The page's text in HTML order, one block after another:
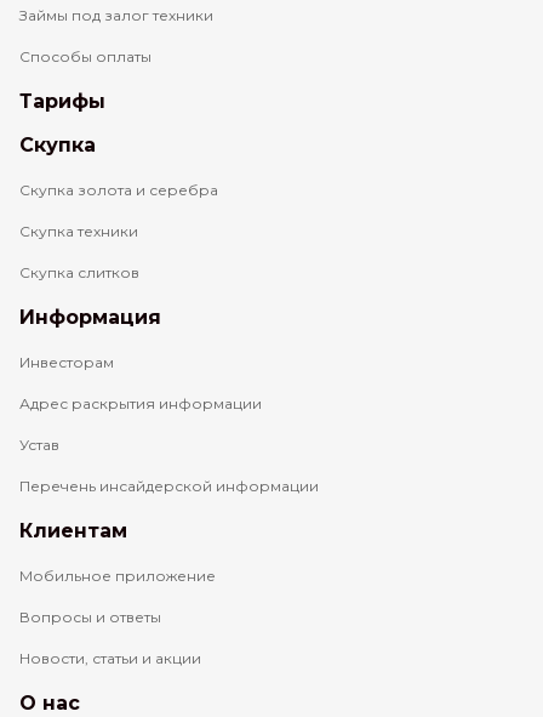
Займы под залог техники
Способы оплаты
Тарифы
Скупка
Скупка золота и серебра
Скупка техники
Скупка слитков
Информация
Инвесторам
Адрес раскрытия информации
Устав
Перечень инсайдерской информации
Клиентам
Мобильное приложение
Вопросы и ответы
Новости, статьи и акции
О нас